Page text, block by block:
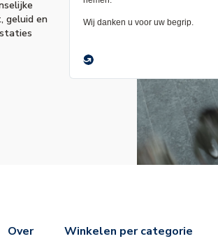
geluid en
Over Winkelen per categorie